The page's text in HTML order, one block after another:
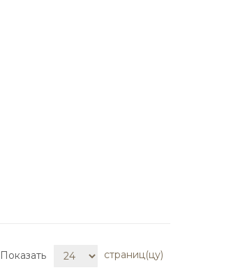
Показать страниц(цу)